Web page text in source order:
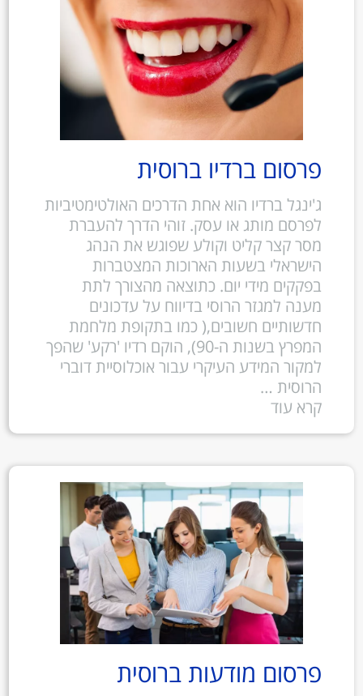
פרסום ברדיו ברוסית
ג'ינגל ברדיו הוא אחת הדרכים האולטימטיביות
לפרסם מותג או עסק. זוהי הדרך להעברת
מסר קצר קליט וקולע שפוגש את הנהג
הישראלי בשעות הארוכות המצטברות
בפקקים מידי יום. כתוצאה מהצורך לתת
מענה למגזר הרוסי בדיווח על עדכונים
חדשותיים חשובים,( כמו בתקופת מלחמת
המפרץ בשנות ה-90), הוקם רדיו 'רקע' שהפך
למקור המידע העיקרי עבור אוכלוסיית דוברי
הרוסית …
קרא עוד
פרסום מודעות ברוסית